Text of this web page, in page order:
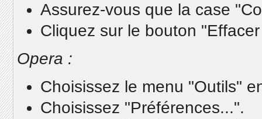
Assurez-vous que la case
Cliquez sur le bouton
Opera :
Choisissez le menu "Outils"
Choisissez "Préférences...".